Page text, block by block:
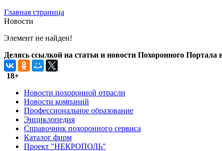
Главная страница
Новости
Элемент не найден!
Делясь ссылкой на статьи и новости Похоронного Портала
18+
Новости похоронной отрасли
Новости компаний
Профессиональное образование
Энциклопедия
Справочник похоронного сервиса
Каталог фирм
Проект "НЕКРОПОЛЬ"